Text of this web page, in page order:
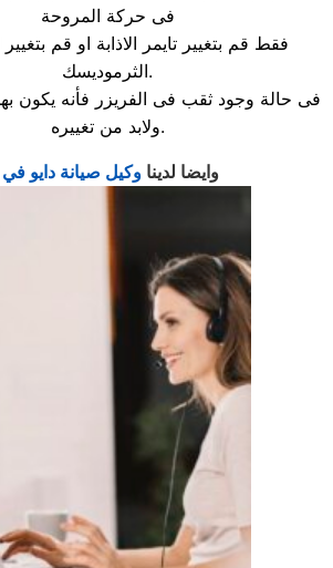
فى حركة المروحة
فقط قم بتغيير تايمر الاذابة او قم
الثرموديسك.
فى حالة وجود ثقب فى الفريزر فأنه يكون
ولابد من تغييره.
وايضا لديناوكيل صيانة دايو في